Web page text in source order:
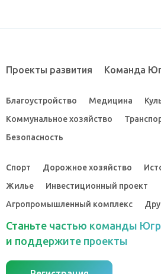
Проекты развития Команда
Благоустройство Медицина
Коммунальное хозяйство
Безопасность
Спорт Дорожное хозяйство
Жилье
Инвестиционный проект
Агропромышленный комплекс
Станьте частью команды
и поддержите проекты